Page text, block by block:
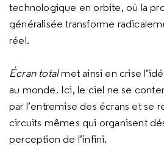
technologique en orbite, où la
généralisée transforme
réel.
Écran totalmet ainsi en crise
au monde. Ici, le ciel ne se
par l’entremise des écrans et se
circuits mêmes qui organisent
perception de l’infini.